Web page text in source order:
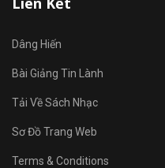
Dâng Hiến
Bài Giảng Tin Lành
Tải Về Sách Nhạc
Sơ Đồ Trang Web
Terms & Conditions